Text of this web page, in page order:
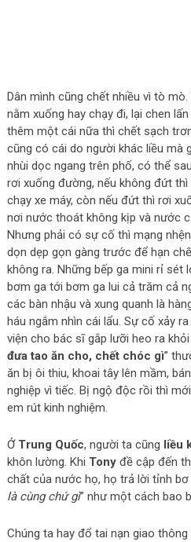
Dân mình cũng chết nhiều vì tò
nằm xuống hay chạy đi, lại chen
thêm một cái nữa thì chết sạch
cũng có cái do người khác liều mà
nhùi dọc ngang trên phố, có thể
rơi xuống đường, nếu không đứt
chạy xe máy, còn nếu đứt thì rơi
nơi nước thoát không kịp và nước
Nhưng phải có sự cố thì mạng
dọn dẹp gọn gàng trước để hạn
không ra. Những bếp ga mini rỉ sét
bơm ga tới bơm ga lui cả trăm cả
các bàn nhậu và xung quanh là
háu ngắm nhìn cái lẩu. Sự cố xảy
viện cho bác sĩ gắp lưỡi heo ra
đưa tao ăn cho, chết chóc gì”
ăn bị ôi thiu, khoai tây lên mầm,
nghiệp vì tiếc. Bị ngộ độc rồi thì
em rút kinh nghiệm.
Ở Trung Quốc, người ta cũng liều
khôn lường. Khi Tonyđề cập đến
chất của nước họ, họ trả lời tỉnh bơ
là cùng chứ gì” như một cách bao
Chúng ta hay đổ tai nạn giao